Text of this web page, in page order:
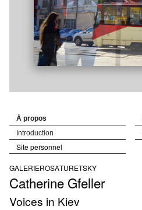
GALERIEROSATURETSKY
Catherine Gfeller
Voices in Kiev
À propos
Introduction
Site personnel